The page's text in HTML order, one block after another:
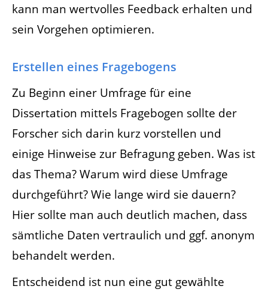
kann man wertvolles Feedback erhalten und
sein Vorgehen optimieren.
Erstellen eines Fragebogens
Zu Beginn einer Umfrage für eine
Dissertation mittels Fragebogen sollte der
Forscher sich darin kurz vorstellen und
einige Hinweise zur Befragung geben. Was ist
das Thema? Warum wird diese Umfrage
durchgeführt? Wie lange wird sie dauern?
Hier sollte man auch deutlich machen, dass
sämtliche Daten vertraulich und ggf. anonym
behandelt werden.
Entscheidend ist nun eine gut gewählte